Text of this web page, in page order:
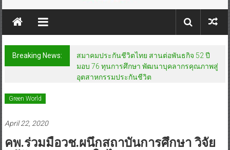
Breaking News:
สมาคมประกันชีวิตไทย สานต่อพันธกิจ 52 ปี
มอบ 76 ทุนการศึกษา พัฒนาบุคลากรคุณภาพสู่
อุตสาหกรรมประกันชีวิต
Green World
April 22, 2020
คพ.ร่วมมือวช.ผนึกสถาบันการศึกษา วิจัย